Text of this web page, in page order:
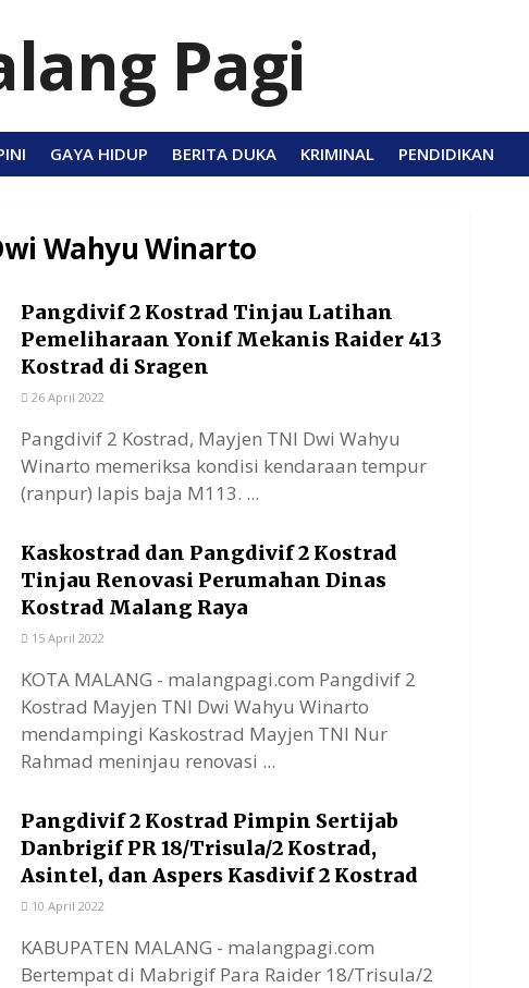
GAYA HIDUP BERITA DUKA KRIMINAL PENDIDIKAN
Wahyu Winarto
Pangdivif 2 Kostrad Tinjau Latihan
Pemeliharaan Yonif Mekanis Raider 413
Kostrad di Sragen
26 April 2022
Pangdivif 2 Kostrad, Mayjen TNI Dwi Wahyu
Winarto memeriksa kondisi kendaraan tempur
(ranpur) lapis baja M113. ...
Kaskostrad dan Pangdivif 2 Kostrad
Tinjau Renovasi Perumahan Dinas
Kostrad Malang Raya
15 April 2022
KOTA MALANG - malangpagi.com Pangdivif 2
Kostrad Mayjen TNI Dwi Wahyu Winarto
mendampingi Kaskostrad Mayjen TNI Nur
Rahmad meninjau renovasi ...
Pangdivif 2 Kostrad Pimpin Sertijab
Danbrigif PR 18/Trisula/2 Kostrad,
Asintel, dan Aspers Kasdivif 2 Kostrad
10 April 2022
KABUPATEN MALANG - malangpagi.com
Bertempat di Mabrigif Para Raider 18/Trisula/2